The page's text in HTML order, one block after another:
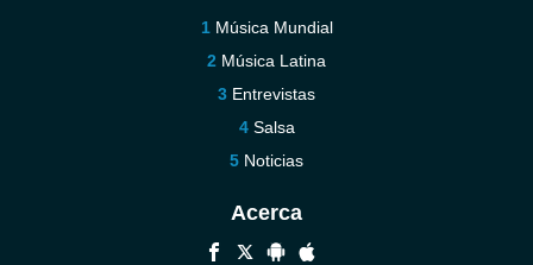
Música Mundial
Música Latina
Entrevistas
Salsa
Noticias
Acerca